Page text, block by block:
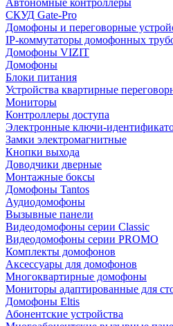
Автономные контроллеры
СКУД Gate-Pro
Домофоны и переговорные
IP-коммутаторы домофонных
Домофоны VIZIT
Домофоны
Блоки питания
Устройства квартирные
Мониторы
Контроллеры доступа
Электронные ключи-
Замки электромагнитные
Кнопки выхода
Доводчики дверные
Монтажные боксы
Домофоны Tantos
Аудиодомофоны
Вызывные панели
Видеодомофоны серии Classic
Видеодомофоны серии PROMO
Комплекты домофонов
Аксессуары для домофонов
Многоквартирные домофоны
Мониторы адаптированные для
Домофоны Eltis
Абонентские устройства